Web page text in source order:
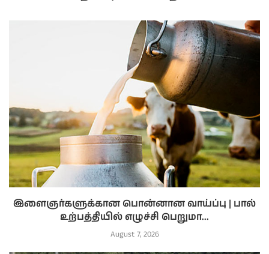
இளைஞர்களுக்கான பொன்னான வாய்ப்பு | பால்
உற்பத்தியில் எழுச்சி பெறுமா...
August 7, 2026